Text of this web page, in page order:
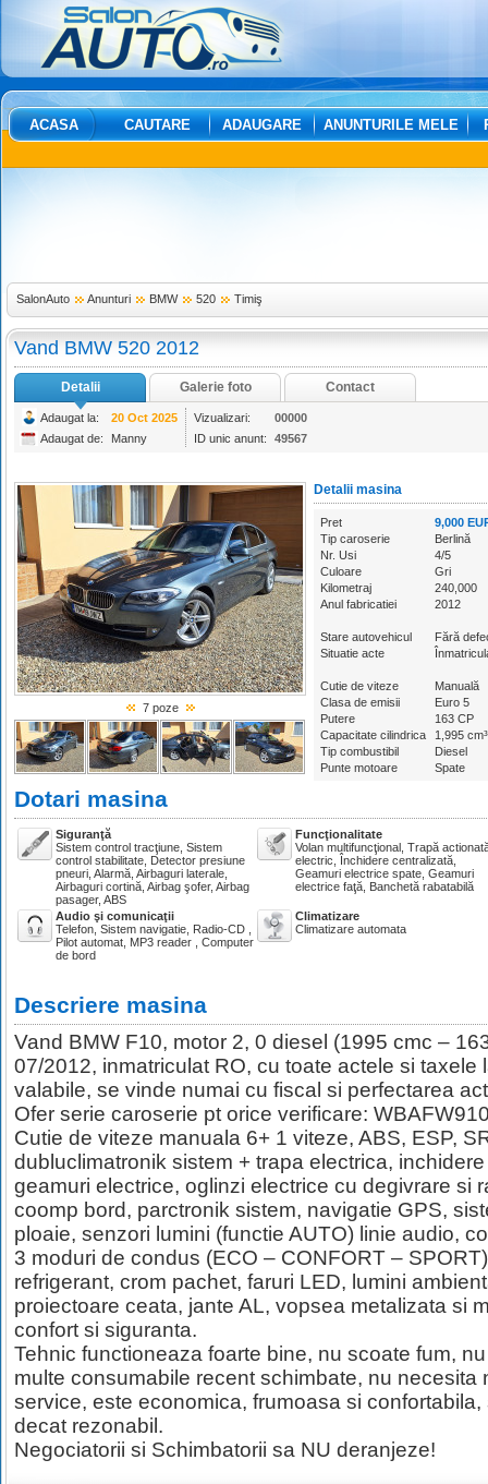
ACASA CAUTARE ADAUGARE ANUNTURILE MELE
SalonAuto Anunturi BMW 520 Timiş
Vand BMW 520 2012
Detalii Galerie foto Contact
Adaugat la: 20 Oct 2025 Vizualizari:
00000
Adaugat de:
Manny ID unic anunt: 49567
7 poze
Detalii masina
Pret
9,000
Tip caroserie
Berlină
Nr. Usi
4/5
Culoare
Gri
Kilometraj
240,000
Anul fabricatiei
2012
Stare autovehicul
Fără
Situatie acte
Cutie de viteze
Manuală
Clasa de emisii
Euro 5
Putere
163 CP
Capacitate cilindrica
1,995 cm³
Tip combustibil
Diesel
Punte motoare
Spate
Dotari masina
Siguranţă
Sistem control tracţiune, Sistem
control stabilitate, Detector presiune
pneuri, Alarmă, Airbaguri laterale,
Airbaguri cortină, Airbag şofer, Airbag
pasager, ABS
Funcţionalitate
Volan multifuncţional, Trapă
electric, Închidere centralizată,
Geamuri electrice spate, Geamuri
electrice faţă, Banchetă rabatabilă
Audio şi comunicaţii
Telefon, Sistem navigatie, Radio-CD ,
Pilot automat, MP3 reader , Computer
de bord
Climatizare
Climatizare automata
Descriere masina
Vand BMW F10, motor 2, 0 diesel (1995 cmc –
07/2012, inmatriculat RO, cu toate actele si taxele
valabile, se vinde numai cu fiscal si perfectarea
Ofer serie caroserie pt orice verificare:
Cutie de viteze manuala 6+ 1 viteze, ABS, ESP,
dubluclimatronik sistem + trapa electrica,
geamuri electrice, oglinzi electrice cu degivrare si
coomp bord, parctronik sistem, navigatie GPS,
ploaie, senzori lumini (functie AUTO) linie audio,
3 moduri de condus (ECO – CONFORT –
refrigerant, crom pachet, faruri LED, lumini
proiectoare ceata, jante AL, vopsea metalizata si
confort si siguranta.
Tehnic functioneaza foarte bine, nu scoate fum,
multe consumabile recent schimbate, nu necesita
service, este economica, frumoasa si
decat rezonabil.
Negociatorii si Schimbatorii sa NU deranjeze!